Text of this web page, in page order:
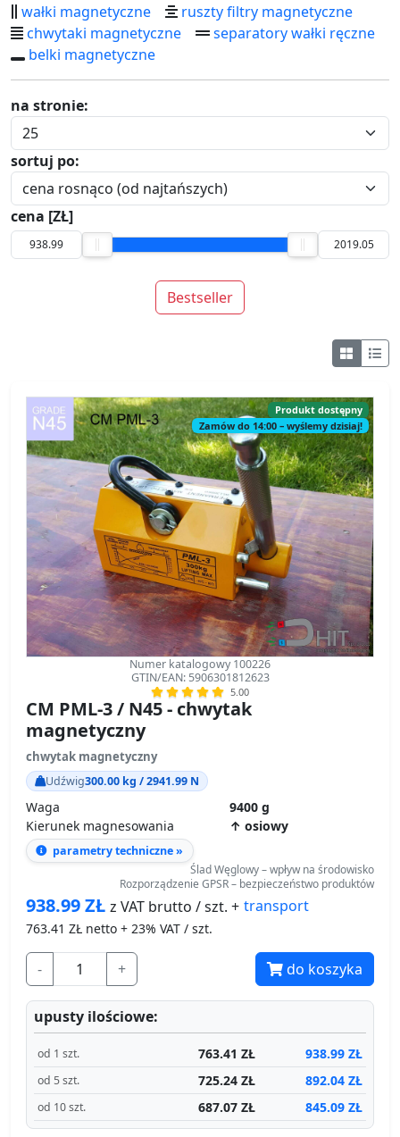
wałki magnetyczne
ruszty filtry magnetyczne
chwytaki magnetyczne
separatory wałki ręczne
belki magnetyczne
na stronie:
sortuj po:
cena [ZŁ]
Bestseller
Produkt dostępny
Zamów do 14:00 – wyślemy dzisiaj!
Numer katalogowy 100226
GTIN/EAN: 5906301812623
5.00
CM PML-3 / N45 - chwytak
magnetyczny
chwytak magnetyczny
Udźwig300.00 kg / 2941.99 N
Waga
9400 g
Kierunek magnesowania
↑ osiowy
parametry techniczne »
Ślad Węglowy – wpływ na środowisko
Rozporządzenie GPSR – bezpieczeństwo produktów
938.99ZŁ z VAT brutto / szt. + transport
763.41 ZŁ netto + 23% VAT / szt.
- + do koszyka
upusty ilościowe:
od 1 szt. 763.41 ZŁ 938.99 ZŁ
od 5 szt. 725.24 ZŁ 892.04 ZŁ
od 10 szt. 687.07 ZŁ 845.09 ZŁ